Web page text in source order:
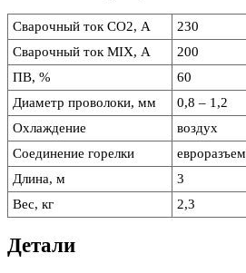
Сварочный ток CO2, А
230
Сварочный ток MIX, А
200
ПВ, %
60
Диаметр проволоки, мм
0,8 – 1,2
Охлаждение
воздух
Соединение горелки
евроразъем
Длина, м
3
Вес, кг
2,3
Детали